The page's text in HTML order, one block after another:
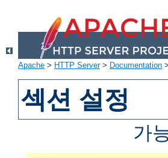
Apache > HTTP Server> Documentation >
섹션 설정
가